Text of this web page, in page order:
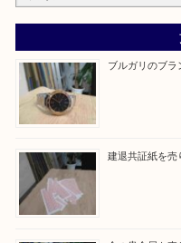
Facebook
Twitter
Line